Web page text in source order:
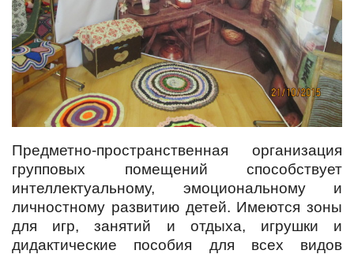
Предметно-пространственная организация
групповых помещений способствует
интеллектуальному, эмоциональному и
личностному развитию детей. Имеются зоны
для игр, занятий и отдыха, игрушки и
дидактические пособия для всех видов